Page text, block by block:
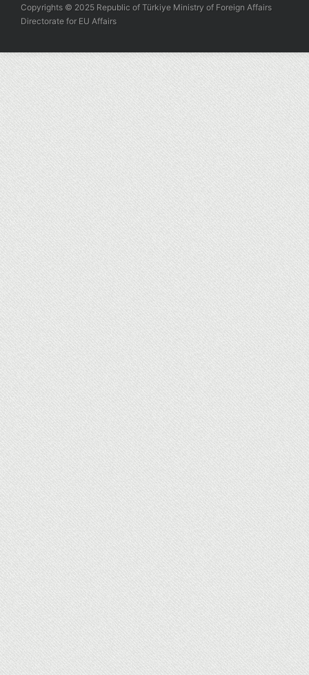
Copyrights © 2025 Republic of Türkiye Ministry of Foreign Affairs
Directorate for EU Affairs